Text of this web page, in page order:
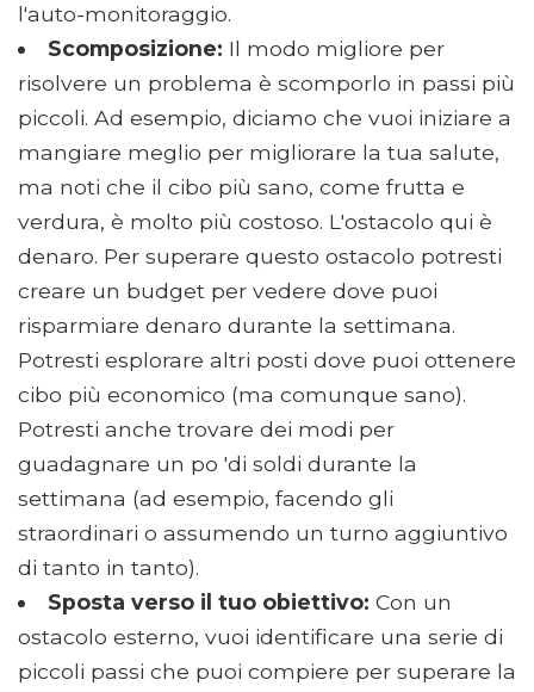
l'auto-monitoraggio.
Scomposizione: Il modo migliore per
risolvere un problema è scomporlo in passi più
piccoli. Ad esempio, diciamo che vuoi iniziare a
mangiare meglio per migliorare la tua salute,
ma noti che il cibo più sano, come frutta e
verdura, è molto più costoso. L'ostacolo qui è
denaro. Per superare questo ostacolo potresti
creare un budget per vedere dove puoi
risparmiare denaro durante la settimana.
Potresti esplorare altri posti dove puoi ottenere
cibo più economico (ma comunque sano).
Potresti anche trovare dei modi per
guadagnare un po 'di soldi durante la
settimana (ad esempio, facendo gli
straordinari o assumendo un turno aggiuntivo
di tanto in tanto).
Sposta verso il tuo obiettivo: Con un
ostacolo esterno, vuoi identificare una serie di
piccoli passi che puoi compiere per superare la